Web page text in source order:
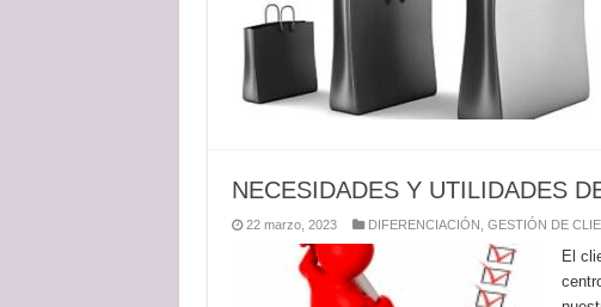
NECESIDADES Y UTILIDADES
22 marzo, 2023 DIFERENCIACIÓN GESTIÓN DE
El